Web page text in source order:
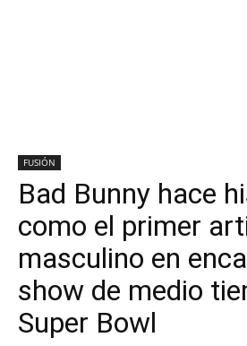
FUSIÓN
Bad Bunny hace
como el primer
masculino en
show de medio
Super Bowl